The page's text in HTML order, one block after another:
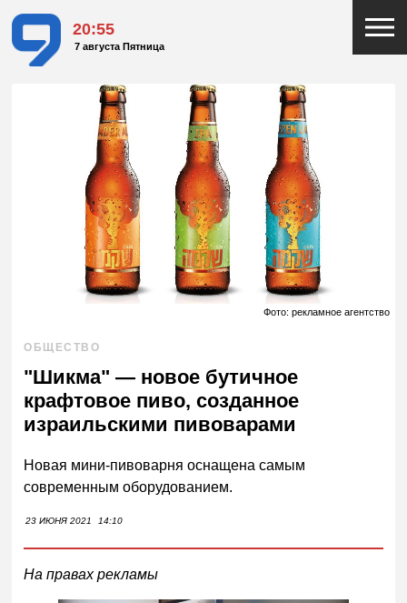
20:55
7 августа Пятница
Фото: рекламное агентство
ОБЩЕСТВО
"Шикма" — новое бутичное
крафтовое пиво, созданное
израильскими пивоварами
Новая мини-пивоварня оснащена самым
современным оборудованием.
23 ИЮНЯ 2021 14:10
На правах рекламы